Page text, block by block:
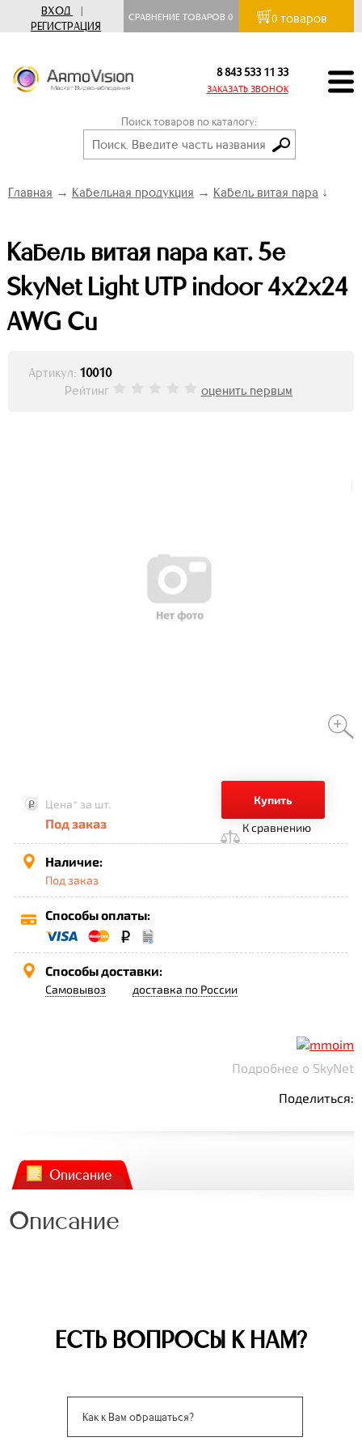
ВХОД
|
РЕГИСТРАЦИЯ
СРАВНЕНИЕ ТОВАРОВ0 0 товаров
8 843 533 11 33
ЗАКАЗАТЬ ЗВОНОК
Поиск товаров по каталогу:
Главная → Кабельная продукция → Кабель витая пара ↓
Кабель витая пара кат. 5е
SkyNet Light UTP indoor 4x2x24
AWG Cu
Артикул: 10010
Рейтинг
оценить первым
Купить
Цена* за шт.
Под заказ К сравнению
Наличие:
Под заказ
Способы оплаты:
Способы доставки:
Самовывоз доставка по России
Подробнее о SkyNet
Поделиться:
Описание
Описание
ЕСТЬ ВОПРОСЫ К НАМ?